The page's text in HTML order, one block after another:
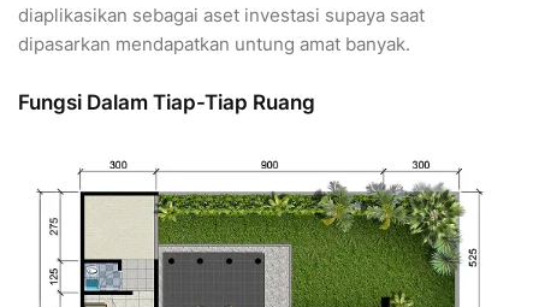
diaplikasikan sebagai aset investasi supaya saat
dipasarkan mendapatkan untung amat banyak.
Fungsi Dalam Tiap-Tiap Ruang